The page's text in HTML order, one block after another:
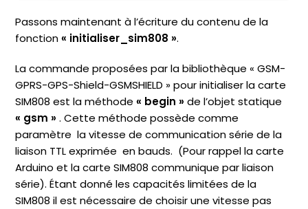
Passons maintenant à l’écriture du contenu de la
fonction« initialiser_sim808 ».
La commande proposées par la bibliothèque « GSM-
GPRS-GPS-Shield-GSMSHIELD » pour initialiser la carte
SIM808 est la méthode« begin » de l’objet statique
« gsm » . Cette méthode possède comme
paramètre la vitesse de communication série de la
liaison TTL exprimée en bauds. (Pour rappel la carte
Arduino et la carte SIM808 communique par liaison
série). Étant donné les capacités limitées de la
SIM808 il est nécessaire de choisir une vitesse pas